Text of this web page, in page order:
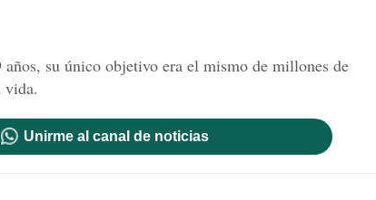
su único objetivo era el mismo de millones de
vida.
Unirme al canal de noticias